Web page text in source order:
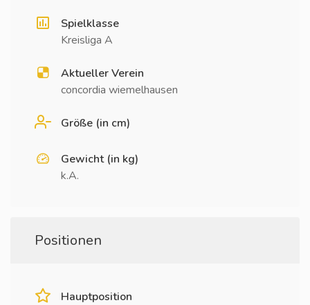
Spielklasse
Kreisliga A
Aktueller Verein
concordia wiemelhausen
Größe (in cm)
Gewicht (in kg)
k.A.
Positionen
Hauptposition